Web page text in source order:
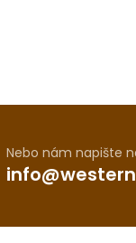
Nebo nám napište